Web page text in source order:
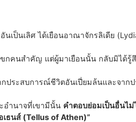
นเลิศ ได้เยือนอาณาจักรลิเดีย
คนสำคัญ แต่ผู้มาเยือนนั้น กลับมิได้
ประสบการณ์ชีวิตอันเปี่ยมล้นและจา
อำนาจที่เขามีนั้น คำตอบย่อมเป็นอื่นไม่
เธนส์ (Tellus of Athen)”